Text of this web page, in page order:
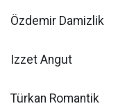
Özdemir Damizlik
Izzet Angut
Türkan Romantik